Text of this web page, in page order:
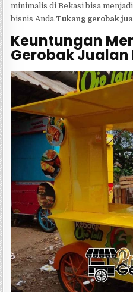
minimalis di Bekasi bisa
bisnis Anda.Tukang gerobak
Keuntungan
Gerobak